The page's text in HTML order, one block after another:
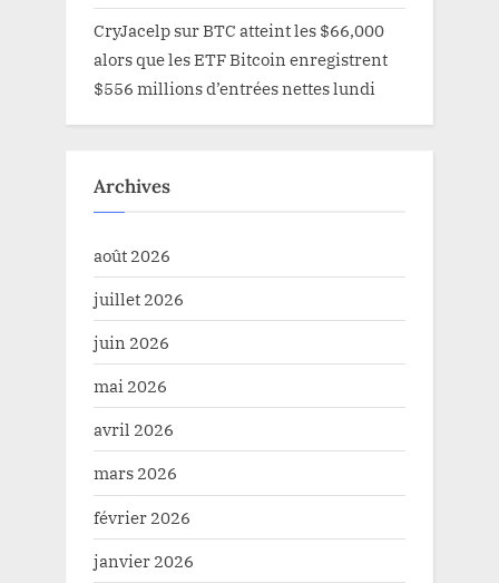
CryJacelp surBTC atteint les $66,000
alors que les ETF Bitcoin enregistrent
$556 millions d’entrées nettes lundi
Archives
août 2026
juillet 2026
juin 2026
mai 2026
avril 2026
mars 2026
février 2026
janvier 2026